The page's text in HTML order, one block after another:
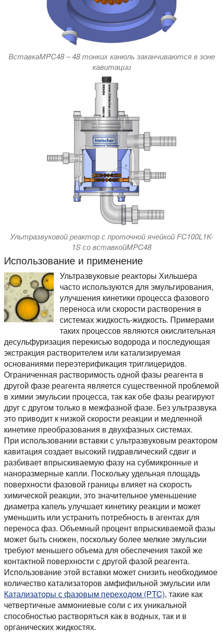
ВставкаMPC48 – 48 тонких канюль заканчиваются в зоне
кавитации
Ультразвуковой реактор с проточной ячейкой FC100L1K-
1S со вставкойMPC48
Использование и применение
Ультразвуковые реакторы Хильшера
часто используются для эмульгирования,
улучшения кинетики процесса фазового
переноса или скорости растворения в
системах жидкость-жидкость. Примерами
таких процессов являются окислительная
десульфуризация перекисью водорода и последующая
экстракция растворителем или катализируемая
основаниями переэтерификация триглицеридов.
Ограниченная растворимость одной фазы реагента в
другой фазе реагента является существенной проблемой
в химии эмульсии процесса, так как обе фазы реагируют
друг с другом только в межфазной фазе. Без ультразвука
это приводит к низкой скорости реакции и медленной
кинетике преобразования в двухфазных системах.
При использовании вставки с ультразвуковым реактором
кавитация создает высокий гидравлический сдвиг и
разбивает впрыскиваемую фазу на субмикронные и
наноразмерные капли. Поскольку удельная площадь
поверхности фазовой границы влияет на скорость
химической реакции, это значительное уменьшение
диаметра капель улучшает кинетику реакции и может
уменьшить или устранить потребность в агентах для
переноса фаз. Объемный процент впрыскиваемой фазы
может быть снижен, поскольку более мелкие эмульсии
требуют меньшего объема для обеспечения такой же
контактной поверхности с другой фазой реагента.
Использование этой вставки может снизить необходимое
количество катализаторов амфифильной эмульсии или
Катализаторы с фазовым переходом (PTC), такие как
четвертичные аммониевые соли с их уникальной
способностью растворяться как в водных, так и в
органических жидкостях.